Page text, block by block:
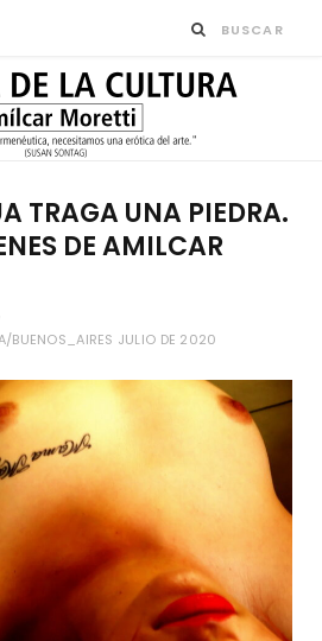
TRAGA UNA PIEDRA.
DE AMILCAR
BUENOS_AIRES JULIO DE 2020